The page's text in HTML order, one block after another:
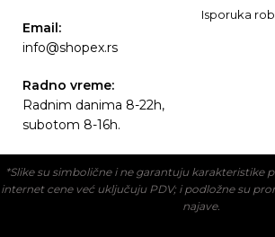
Email:
info@shopex.rs
Radno vreme:
Radnim danima 8-22h,
subotom 8-16h.
Isporuka
*Slike su simbolične i ne garantuju karakteristike
internet cene već uključuju PDV; i podložne su
najave.